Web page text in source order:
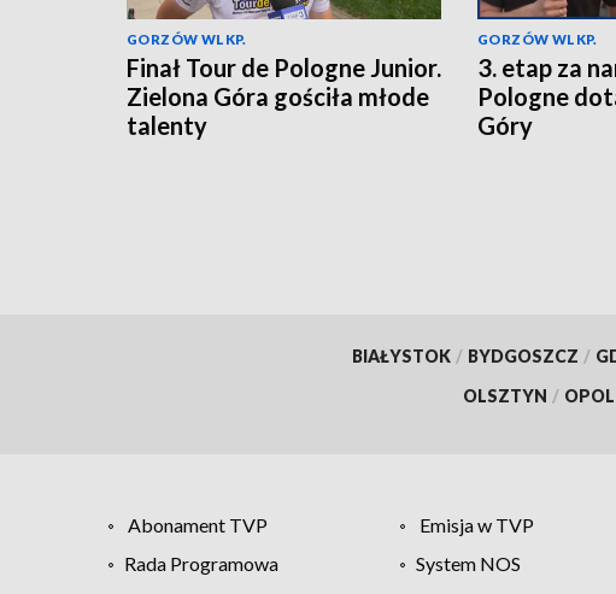
GORZÓW WLKP.
Finał Tour de Pologne Junior.
Zielona Góra gościła młode
talenty
GORZÓW WLKP.
3. etap za
Pologne
Góry
BIAŁYSTOK / BYDGOSZCZ /
OLSZTYN /
Abonament TVP Emisja w TVP
Rada Programowa
System NOS